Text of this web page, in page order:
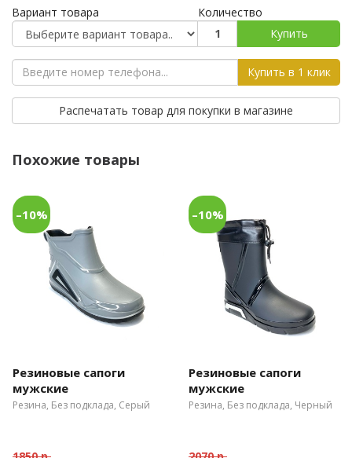
Вариант товара
Количество
Купить
Купить в 1 клик
Распечатать товар для покупки в магазине
Похожие товары
–10%
Резиновые сапоги
мужские
Резина, Без подклада, Серый
–10%
Резиновые сапоги
мужские
Резина, Без подклада, Черный